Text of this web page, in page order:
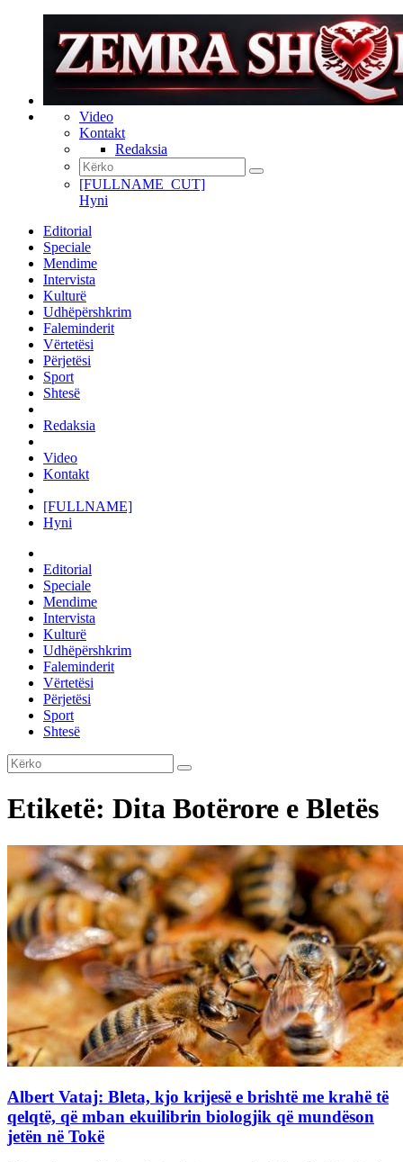
Video
Kontakt
Redaksia
[FULLNAME_CUT]
Hyni
Editorial
Speciale
Mendime
Intervista
Kulturë
Udhëpërshkrim
Faleminderit
Vërtetësi
Përjetësi
Sport
Shtesë
Redaksia
Video
Kontakt
[FULLNAME]
Hyni
Editorial
Speciale
Mendime
Intervista
Kulturë
Udhëpërshkrim
Faleminderit
Vërtetësi
Përjetësi
Sport
Shtesë
Etiketë: Dita Botërore e Bletës
Albert Vataj: Bleta, kjo krijesë e brishtë me krahë të
qelqtë, që mban ekuilibrin biologjik që mundëson
jetën në Tokë